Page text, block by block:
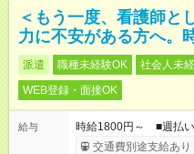
＜もう一度、看護師と
力に不安がある方へ。
派遣 職種未経験OK 社会人未
WEB登録・面接OK
給与
時給1800円～ ■週払
交通費別途支給あり